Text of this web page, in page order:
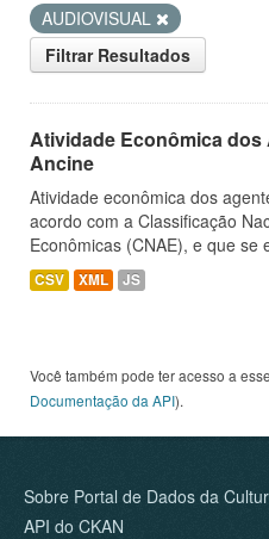
AUDIOVISUAL
Filtrar Resultados
Atividade Econômica
Ancine
Atividade econômica dos
acordo com a Classificação
Econômicas (CNAE), e que se
CSV XML JS
Você também pode ter acesso a
Documentação da API).
Sobre Portal de Dados da
API do CKAN